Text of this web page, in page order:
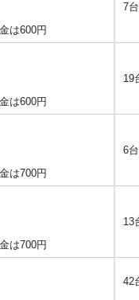
は600円
7台
は600円
19
は700円
6台
は700円
13
42